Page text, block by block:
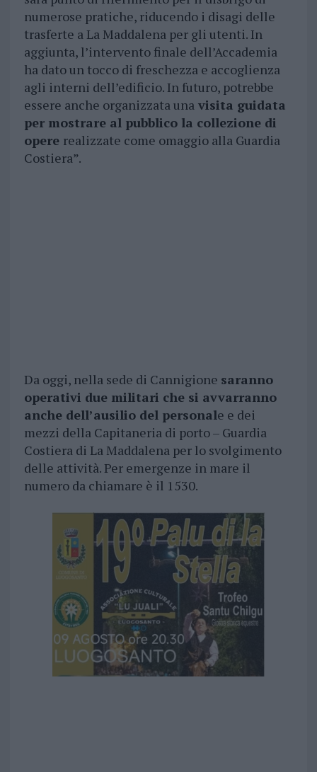
numerose pratiche, riducendo i disagi delle
trasferte a La Maddalena per gli utenti. In
aggiunta, l’intervento finale dell’Accademia
ha dato un tocco di freschezza e accoglienza
agli interni dell’edificio. In futuro, potrebbe
essere anche organizzata unavisita guidata
per mostrare al pubblico la collezione di
opere realizzate come omaggio alla Guardia
Costiera”.
Da oggi, nella sede di Cannigione saranno
operativi due militari che si avvarranno
anche dell’ausilio del personale e dei
mezzi della Capitaneria di porto – Guardia
Costiera di La Maddalena per lo svolgimento
delle attività. Per emergenze in mare il
numero da chiamare è il 1530.